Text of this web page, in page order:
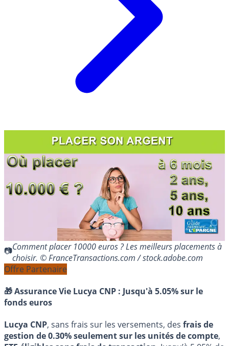
Comment placer 10000 euros ? Les meilleurs placements à
choisir. © FranceTransactions.com / stock.adobe.com
Offre Partenaire
🎁 Assurance Vie Lucya CNP : Jusqu'à 5.05% sur le
fonds euros
Lucya CNP, sans frais sur les versements, des frais de
gestion de 0.30% seulement sur les unités de compte,